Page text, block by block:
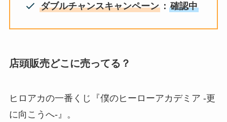
ダブルチャンスキャンペーン ：確認中
店頭販売どこに売ってる？
ヒロアカの一番くじ『僕のヒーローアカデミア -更
に向こうへ-』。